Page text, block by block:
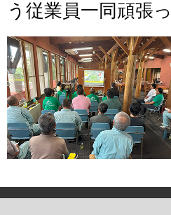
う従業員一同頑張